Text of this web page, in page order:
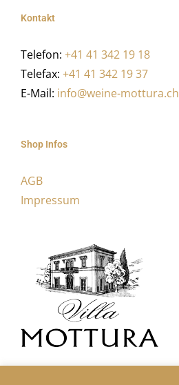
Kontakt
Telefon: +41 41 342 19 18
Telefax: +41 41 342 19 37
E-Mail: info@weine-mottura.ch
Shop Infos
AGB
Impressum